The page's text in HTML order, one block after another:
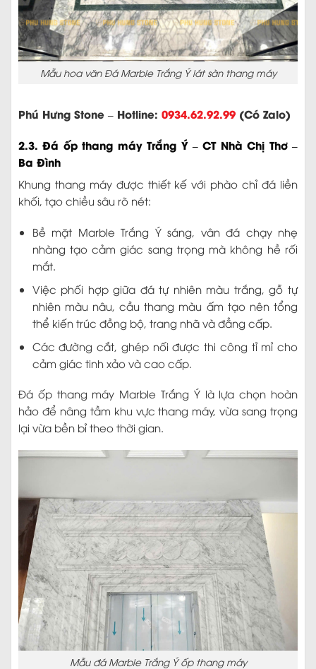
Mẫu hoa văn Đá Marble Trắng Ý lát sàn thang máy
Phú Hưng Stone – Hotline: 0934.62.92.99 (Có Zalo)
2.3. Đá ốp thang máy Trắng Ý – CT Nhà Chị Thơ –
Ba Đình
Khung thang máy được thiết kế với phào chỉ đá liền
khối, tạo chiều sâu rõ nét:
Bề mặt Marble Trắng Ý sáng, vân đá chạy nhẹ
nhàng tạo cảm giác sang trọng mà không hề rối
mắt.
Việc phối hợp giữa đá tự nhiên màu trắng, gỗ tự
nhiên màu nâu, cầu thang màu ấm tạo nên tổng
thể kiến trúc đồng bộ, trang nhã và đẳng cấp.
Các đường cắt, ghép nối được thi công tỉ mỉ cho
cảm giác tinh xảo và cao cấp.
Đá ốp thang máy Marble Trắng Ý là lựa chọn hoàn
hảo để nâng tầm khu vực thang máy, vừa sang trọng
lại vừa bền bỉ theo thời gian.
Mẫu đá Marble Trắng Ý ốp thang máy